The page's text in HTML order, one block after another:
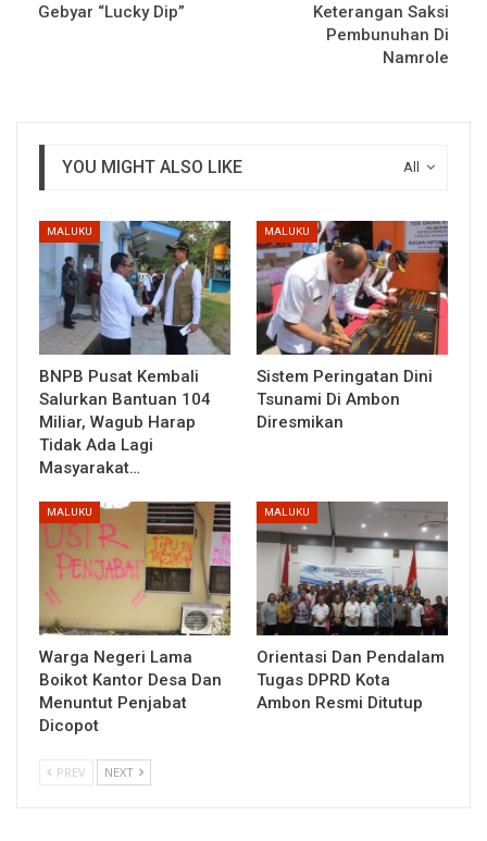
Gebyar “Lucky Dip”
Keterangan Saksi
Pembunuhan Di
Namrole
All
YOU MIGHT ALSO LIKE
MALUKU
BNPB Pusat Kembali
Salurkan Bantuan 104
Miliar, Wagub Harap
Tidak Ada Lagi
Masyarakat…
MALUKU
Sistem Peringatan Dini
Tsunami Di Ambon
Diresmikan
MALUKU
Warga Negeri Lama
Boikot Kantor Desa Dan
Menuntut Penjabat
Dicopot
MALUKU
Orientasi Dan Pendalam
Tugas DPRD Kota
Ambon Resmi Ditutup
PREV NEXT